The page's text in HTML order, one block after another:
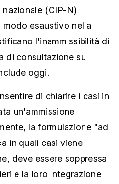
(CIP-N)
modo esaustivo nella
l'inammissibilità di
di consultazione su
oggi.
di chiarire i casi in
un'ammissione
la formulazione "ad
in quali casi viene
deve essere soppressa
e la loro integrazione